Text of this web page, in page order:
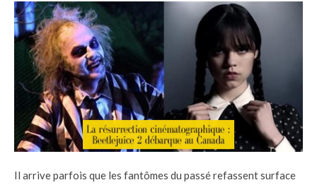
Il arrive parfois que les fantômes du passé refassent surface